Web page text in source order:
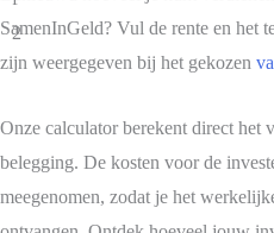
2
SamenInGeld? Vul de rente en het
zijn weergegeven bij het gekozen
Onze calculator berekent direct het
belegging. De kosten voor de
meegenomen, zodat je het